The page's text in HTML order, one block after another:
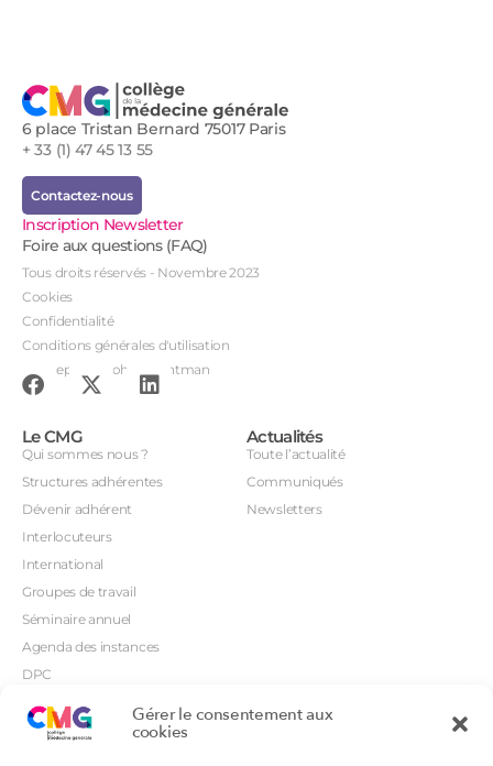
Gérer le consentement aux
cookies
6 place Tristan Bernard 75017 Paris
+ 33 (1) 47 45 13 55
Contactez-nous
Inscription Newsletter
Foire aux questions (FAQ)
Tous droits réservés - Novembre 2023
Cookies
Confidentialité
Conditions générales d'utilisation
Conception : John Brightman
Le CMG
Qui sommes nous ?
Structures adhérentes
Dévenir adhérent
Interlocuteurs
International
Groupes de travail
Séminaire annuel
Agenda des instances
DPC
Orientations prioritaires
Actualités
Toute l’actualité
Communiqués
Newsletters